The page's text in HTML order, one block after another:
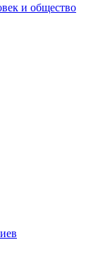
и общество